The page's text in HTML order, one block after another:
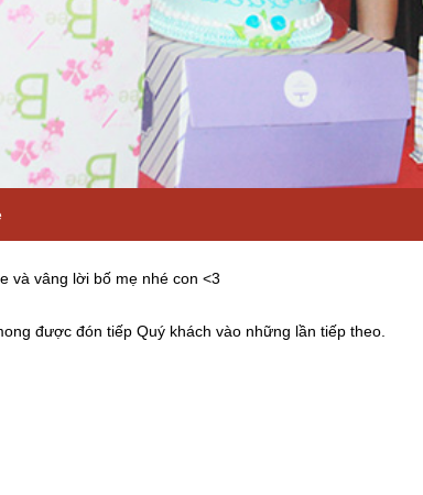
và vâng lời bố mẹ nhé con <3
được đón tiếp Quý khách vào những lần tiếp theo.